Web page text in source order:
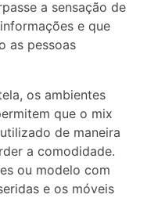
a sensação de
e que
as pessoas
os ambientes
que o mix
de maneira
a comodidade.
ou modelo com
e os móveis